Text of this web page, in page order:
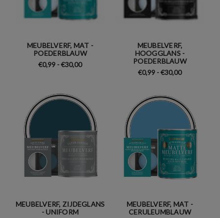
MEUBELVERF, MAT -
POEDERBLAUW
€0,99 - €30,00
MEUBELVERF,
HOOGGLANS -
POEDERBLAUW
€0,99 - €30,00
MEUBELVERF, ZIJDEGLANS
- UNIFORM
MEUBELVERF, MAT -
CERULEUMBLAUW